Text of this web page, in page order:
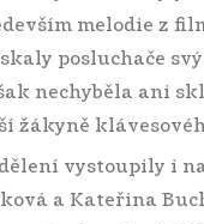
melodie z
posluchače
nechyběla ani
žákyně
vystoupily i
a Kateřina